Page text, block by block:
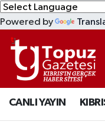
Powered by
CANLI YAYIN
KIBRIS
DÜNYA
EKONOMİ
Lefkoşa
Lefkoşa Hava
Lefkoşa Trafik